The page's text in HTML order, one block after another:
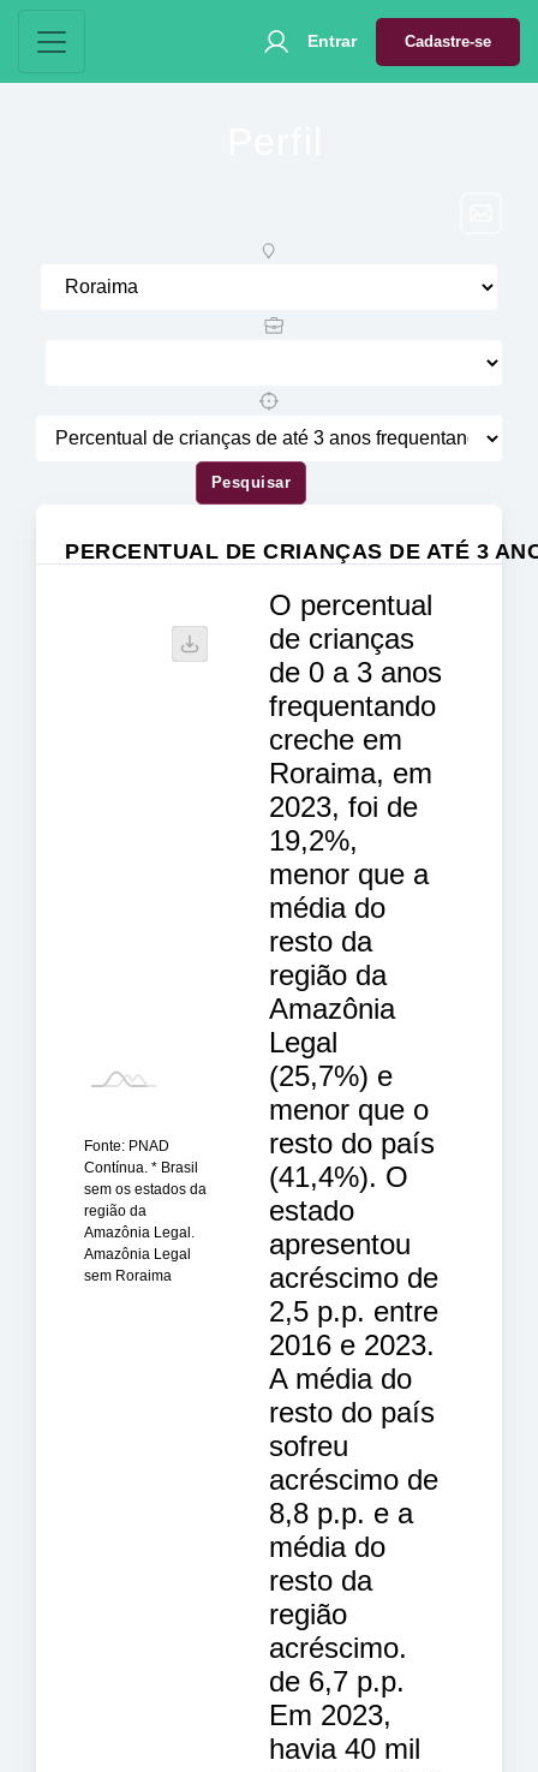
Entrar Cadastre-se
Pesquisar
PERCENTUAL DE CRIANÇAS DE ATÉ 3
Fonte: PNAD
Contínua. * Brasil
sem os estados da
região da
Amazônia Legal.
Amazônia Legal
sem Roraima
O percentual
de crianças
de 0 a 3 anos
frequentando
creche em
Roraima, em
2023, foi de
19,2%,
menor que a
média do
resto da
região da
Amazônia
Legal
(25,7%) e
menor que o
resto do país
(41,4%). O
estado
apresentou
acréscimo de
2,5 p.p. entre
2016 e 2023.
A média do
resto do país
sofreu
acréscimo de
8,8 p.p. e a
média do
resto da
região
acréscimo.
de 6,7 p.p.
Em 2023,
havia 40 mil